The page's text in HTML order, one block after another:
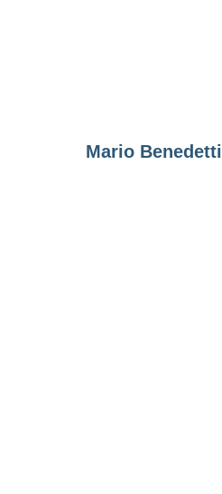
Mario Benedetti